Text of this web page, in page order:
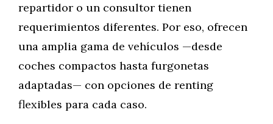
repartidor o un consultor tienen
requerimientos diferentes. Por eso, ofrecen
una amplia gama de vehículos —desde
coches compactos hasta furgonetas
adaptadas— con opciones de renting
flexibles para cada caso.